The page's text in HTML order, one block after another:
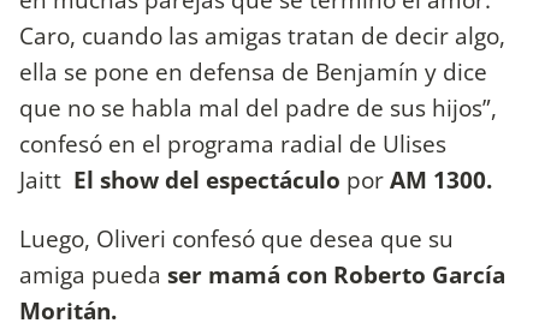
Caro, cuando las amigas tratan de decir algo,
ella se pone en defensa de Benjamín y dice
que no se habla mal del padre de sus hijos”,
confesó en el programa radial de Ulises
Jaitt El show del espectáculo porAM 1300.
Luego, Oliveri confesó que desea que su
amiga pueda ser mamá con Roberto García
Moritán.